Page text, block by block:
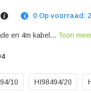
0 Op voorraad:
en 4m kabel... Toon
10 HI98494/20